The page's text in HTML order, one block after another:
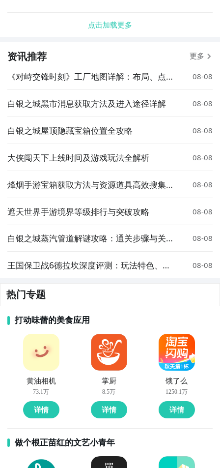
点击加载更多
资讯推荐 更多
《对峙交锋时刻》工厂地图详解：布局、点位
08-08
白银之城黑市消息获取方法及进入途径详解 08-08
白银之城屋顶隐藏宝箱位置全攻略 08-08
大侠闯天下上线时间及游戏玩法全解析 08-08
烽烟手游宝箱获取方法与资源道具高效搜集攻
08-08
遮天世界手游境界等级排行与突破攻略 08-08
白银之城蒸汽管道解谜攻略：通关步骤与关键
08-08
王国保卫战6德拉坎深度评测：玩法特色、关
08-08
热门专题
打动味蕾的美食应用
黄油相机
73.1万
详情
掌厨
8.5万
详情
饿了么
1250.1万
详情
做个根正苗红的文艺小青年